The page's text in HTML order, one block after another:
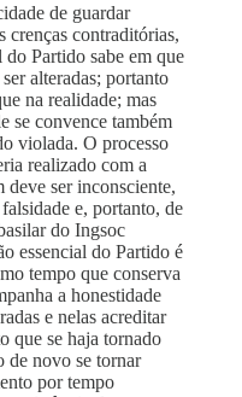
de guardar
crenças contraditórias,
Partido sabe em que
alteradas; portanto
na realidade; mas
se convence também
violada. O processo
realizado com a
deve ser inconsciente,
e, portanto, de
do Ingsoc
essencial do Partido é
tempo que conserva
a honestidade
e nelas acreditar
que se haja tornado
de novo se tornar
por tempo